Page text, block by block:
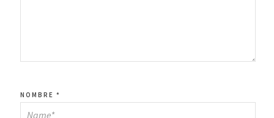
NOMBRE *